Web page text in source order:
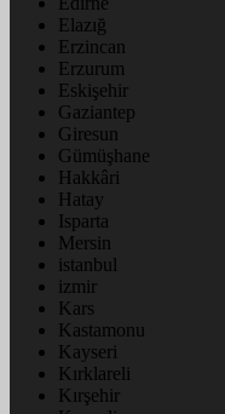
Elazığ
Erzincan
Erzurum
Eskişehir
Gaziantep
Giresun
Gümüşhane
Hakkâri
Hatay
Isparta
Mersin
istanbul
izmir
Kars
Kastamonu
Kayseri
Kırklareli
Kırşehir